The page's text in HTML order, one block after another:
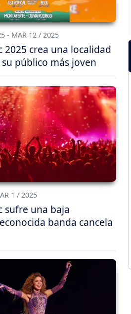
- MAR 12 / 2025
2025 crea una localidad
público más joven
1 / 2025
sufre una baja
banda cancela